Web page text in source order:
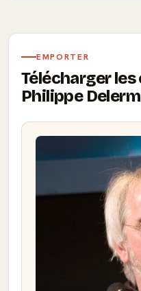
EMPORTER
Télécharger
Philippe Delerm